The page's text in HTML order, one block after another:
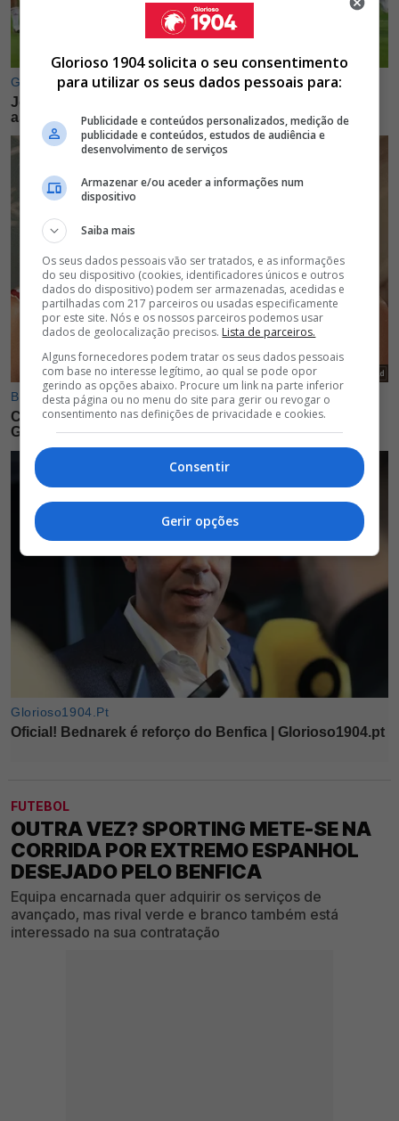
FUTEBOL
OUTRA VEZ? SPORTING METE-SE NA
CORRIDA POR EXTREMO ESPANHOL
DESEJADO PELO BENFICA
Equipa encarnada quer adquirir os serviços de
avançado, mas rival verde e branco também está
interessado na sua contratação
Glorioso 1904 solicita o seu consentimento
para utilizar os seus dados pessoais para:
Publicidade e conteúdos personalizados, medição de
publicidade e conteúdos, estudos de audiência e
desenvolvimento de serviços
Armazenar e/ou aceder a informações num
dispositivo
Saiba mais
Os seus dados pessoais vão ser tratados, e as informações
do seu dispositivo (cookies, identificadores únicos e outros
dados do dispositivo) podem ser armazenadas, acedidas e
partilhadas com 217 parceiros ou usadas especificamente
por este site. Nós e os nossos parceiros podemos usar
dados de geolocalização precisos. Lista de parceiros.
Alguns fornecedores podem tratar os seus dados pessoais
com base no interesse legítimo, ao qual se pode opor
gerindo as opções abaixo. Procure um link na parte inferior
desta página ou no menu do site para gerir ou revogar o
consentimento nas definições de privacidade e cookies.
Consentir
Gerir opções